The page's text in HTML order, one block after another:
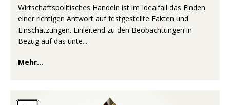
Wirtschaftspolitisches Handeln ist im Idealfall das Finden
einer richtigen Antwort auf festgestellte Fakten und
Einschätzungen. Einleitend zu den Beobachtungen in
Bezug auf das unte...
Mehr...